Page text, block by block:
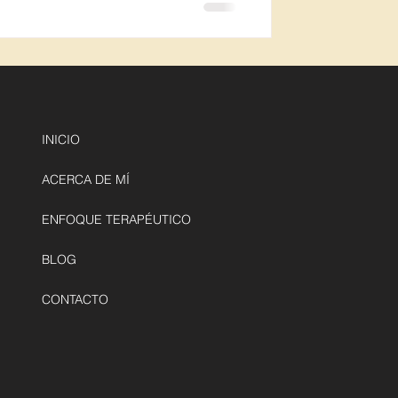
INICIO
ACERCA DE MÍ
ENFOQUE TERAPÉUTICO
BLOG
CONTACTO